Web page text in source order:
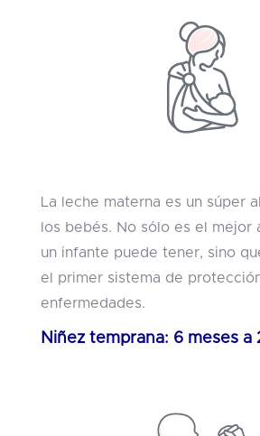
La leche materna es un súper
los bebés. No sólo es el mejor
un infante puede tener, sino
el primer sistema de
enfermedades.
Niñez temprana: 6 meses a